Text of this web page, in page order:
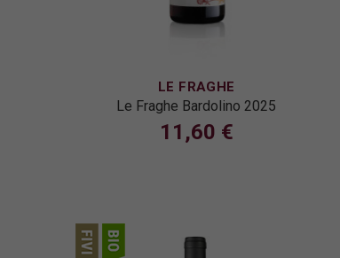
LE FRAGHE
Le Fraghe Bardolino 2025
11,60 €